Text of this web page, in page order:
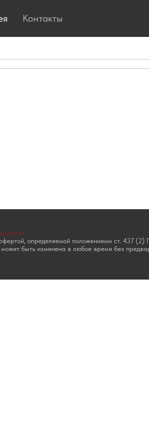
Контакты
определяемой положениями ст. 437
быть изменена в любое время без